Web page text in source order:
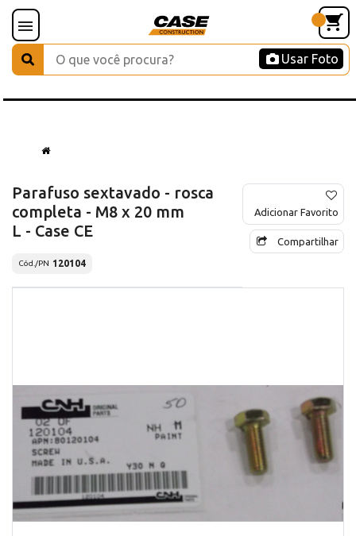
Usar Foto
Parafuso sextavado - rosca
completa - M8 x 20 mm
L - Case CE
Cód./PN 120104
Adicionar Favorito
Compartilhar